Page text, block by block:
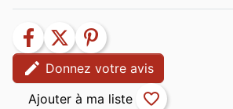
facebook twitter
pinterest
edit Donnez votre avis
favorite_border